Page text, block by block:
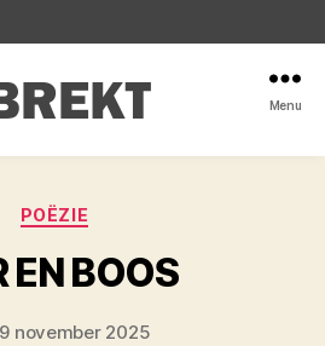
Menu
Categorieën
POËZIE
EN BOOS
november 2025